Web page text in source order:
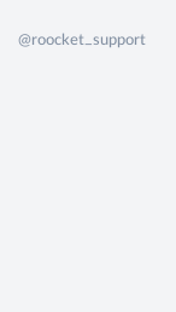
@roocket_support